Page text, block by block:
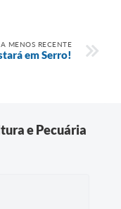
MENOS RECENTE
em Serro!
e Pecuária